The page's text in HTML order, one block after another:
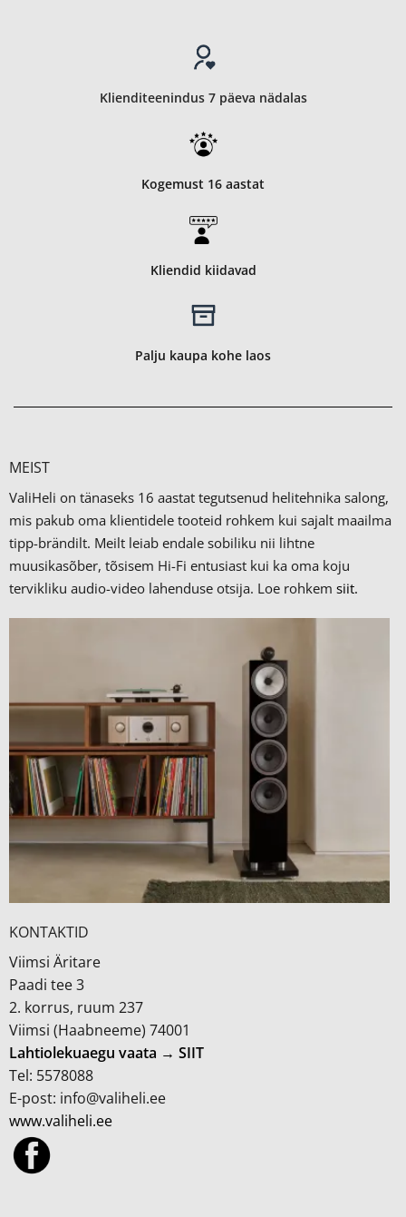
Klienditeenindus 7 päeva nädalas
Kogemust 16 aastat
Kliendid kiidavad
Palju kaupa kohe laos
MEIST
ValiHeli on tänaseks 16 aastat tegutsenud helitehnika salong,
mis pakub oma klientidele tooteid rohkem kui sajalt maailma
tipp-brändilt. Meilt leiab endale sobiliku nii lihtne
muusikasõber, tõsisem Hi-Fi entusiast kui ka oma koju
tervikliku audio-video lahenduse otsija. Loe rohkem siit.
KONTAKTID
Viimsi Äritare
Paadi tee 3
2. korrus, ruum 237
Viimsi (Haabneeme) 74001
Lahtiolekuaegu vaata → SIIT
Tel: 5578088
E-post: info@valiheli.ee
www.valiheli.ee